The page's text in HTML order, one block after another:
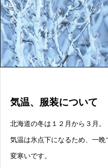
気温、服装について
北海道の冬は１２月から３月。
気温は氷点下になるため、一
変寒いです。